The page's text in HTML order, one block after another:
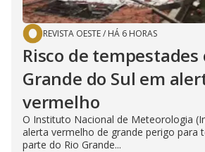
REVISTA OESTE/ HÁ 6 HORAS
Risco de tempestades
Grande do Sul em
vermelho
O Instituto Nacional de Meteorologia
alerta vermelho de grande perigo para
parte do Rio Grande...